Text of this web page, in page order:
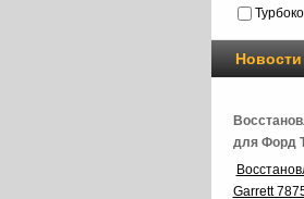
Новости
для Форд
Garrett